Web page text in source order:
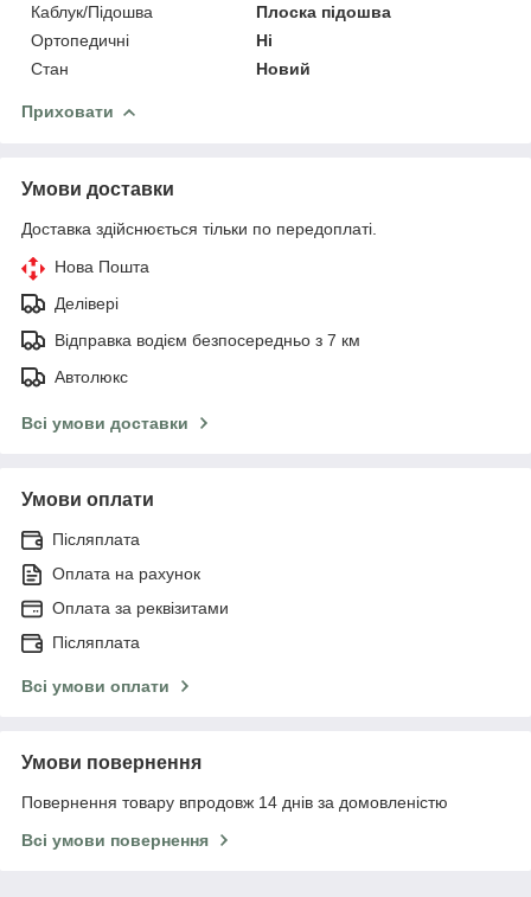
Каблук/Підошва
Плоска підошва
Ортопедичні
Ні
Стан
Новий
Приховати
Умови доставки
Доставка здійснюється тільки по передоплаті.
Нова Пошта
Делівері
Відправка водієм безпосередньо з 7 км
Автолюкс
Всі умови доставки
Умови оплати
Післяплата
Оплата на рахунок
Оплата за реквізитами
Післяплата
Всі умови оплати
Умови повернення
Повернення товару впродовж 14 днів за домовленістю
Всі умови повернення